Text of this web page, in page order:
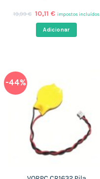
19,99€ O
original
era:
10,11€O
preço
atual
é:
impostos incluídos
Adicionar
-44%